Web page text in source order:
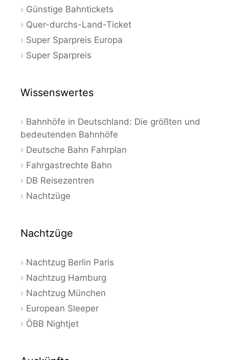
Günstige Bahntickets
Quer-durchs-Land-Ticket
Super Sparpreis Europa
Super Sparpreis
Wissenswertes
Bahnhöfe in Deutschland: Die größten und
bedeutenden Bahnhöfe
Deutsche Bahn Fahrplan
Fahrgastrechte Bahn
DB Reisezentren
Nachtzüge
Nachtzüge
Nachtzug Berlin Paris
Nachtzug Hamburg
Nachtzug München
European Sleeper
ÖBB Nightjet